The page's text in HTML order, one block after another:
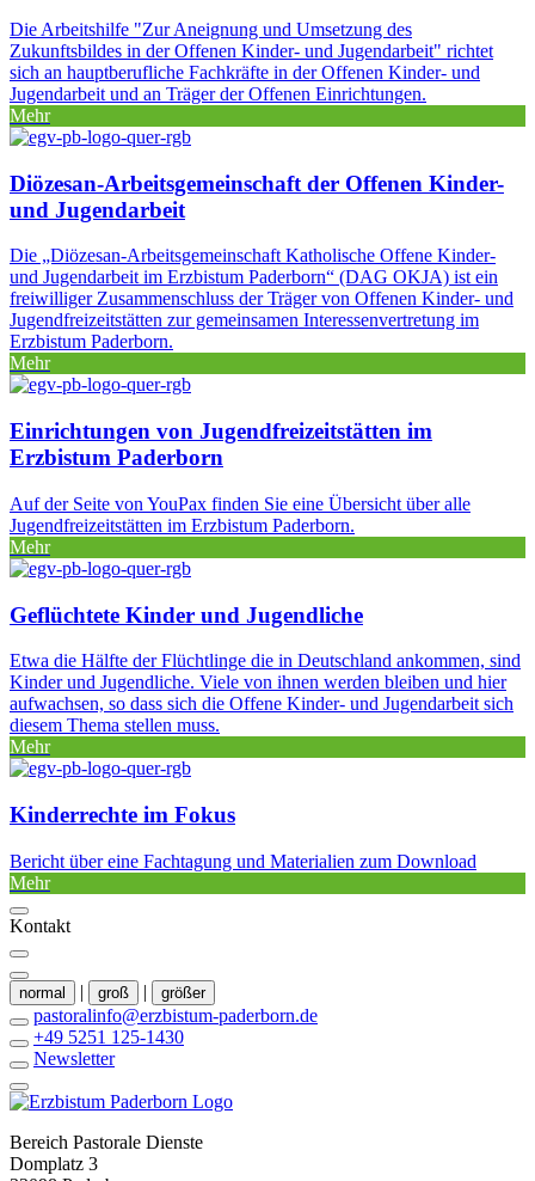
Die Arbeitshilfe "Zur Aneignung und Umsetzung des
Zukunftsbildes in der Offenen Kinder- und Jugendarbeit" richtet
sich an hauptberufliche Fachkräfte in der Offenen Kinder- und
Jugendarbeit und an Träger der Offenen Einrichtungen.
Mehr
Diözesan-Arbeitsgemeinschaft der Offenen Kinder-
und Jugendarbeit
Die „Diözesan-Arbeitsgemeinschaft Katholische Offene Kinder-
und Jugendarbeit im Erzbistum Paderborn“ (DAG OKJA) ist ein
freiwilliger Zusammenschluss der Träger von Offenen Kinder- und
Jugendfreizeitstätten zur gemeinsamen Interessenvertretung im
Erzbistum Paderborn.
Mehr
Einrichtungen von Jugendfreizeitstätten im
Erzbistum Paderborn
Auf der Seite von YouPax finden Sie eine Übersicht über alle
Jugendfreizeitstätten im Erzbistum Paderborn.
Mehr
Geflüchtete Kinder und Jugendliche
Etwa die Hälfte der Flüchtlinge die in Deutschland ankommen, sind
Kinder und Jugendliche. Viele von ihnen werden bleiben und hier
aufwachsen, so dass sich die Offene Kinder- und Jugendarbeit sich
diesem Thema stellen muss.
Mehr
Kinderrechte im Fokus
Bericht über eine Fachtagung und Materialien zum Download
Mehr
Kontakt
normal | groß | größer
pastoralinfo@erzbistum-paderborn.de
+49 5251 125-1430
Newsletter
Bereich Pastorale Dienste
Domplatz 3